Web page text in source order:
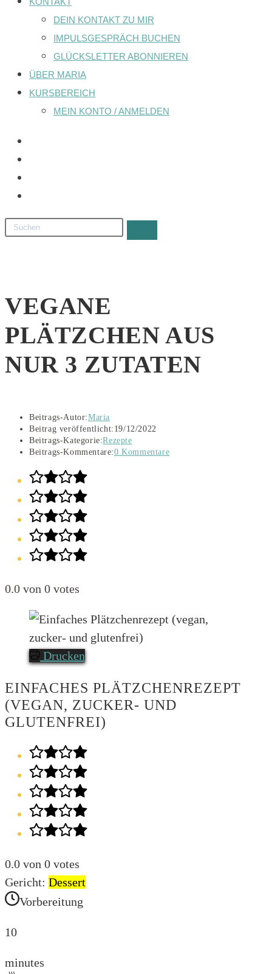
DEIN KONTAKT ZU MIR
IMPULSGESPRÄCH BUCHEN
GLÜCKSLETTER ABONNIEREN
ÜBER MARIA
KURSBEREICH
MEIN KONTO / ANMELDEN
VEGANE
PLÄTZCHEN AUS
NUR 3 ZUTATEN
Beitrags-Autor:Maria
Beitrag veröffentlicht: 19/12/2022
Beitrags-Kategorie:Rezepte
Beitrags-Kommentare:0 Kommentare
0.0 von 0 votes
Drucken
EINFACHES PLÄTZCHENREZEPT
(VEGAN, ZUCKER- UND
GLUTENFREI)
0.0 von 0 votes
Gericht: Dessert
Vorbereitung
10
minutes